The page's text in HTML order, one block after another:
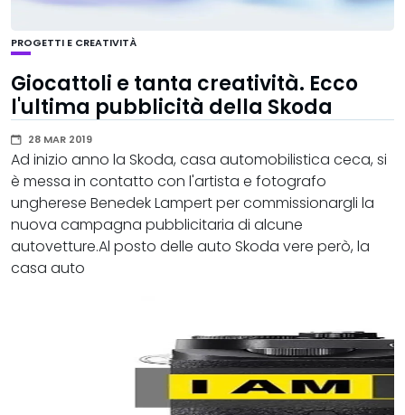
PROGETTI E CREATIVITÀ
Giocattoli e tanta creatività. Ecco
l'ultima pubblicità della Skoda
28 MAR 2019
Ad inizio anno la Skoda, casa automobilistica ceca, si
è messa in contatto con l'artista e fotografo
ungherese Benedek Lampert per commissionargli la
nuova campagna pubblicitaria di alcune
autovetture.Al posto delle auto Skoda vere però, la
casa auto